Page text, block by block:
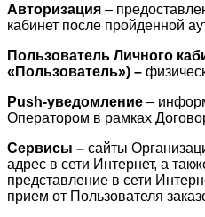
Авторизация –
кабинет после пройденной
Пользователь Личного
«Пользователь») –
Push-уведомление –
Оператором в рамках
Сервисы – сайты
адрес в сети Интернет, а
представление в сети
прием от Пользователя